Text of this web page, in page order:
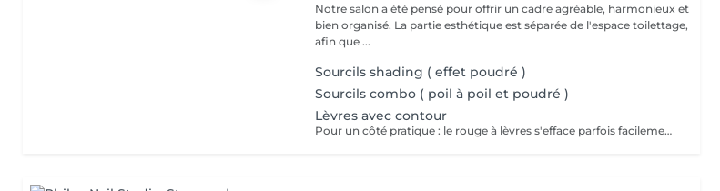
Notre salon a été pensé pour offrir un cadre agréable, harmonieux et
bien organisé. La partie esthétique est séparée de l'espace toilettage,
afin que ...
Sourcils shading ( effet poudré )
Sourcils combo ( poil à poil et poudré )
Lèvres avec contour
Pour un côté pratique : le rouge à lèvres s'efface parfois facilement ou laisse des traces. Pour un côté esthétique (lèvres trop fines, asymétriques etc...) : Le maquillage permanent vous permettra de remodeler vos lèvres. Le maquillage permanent vous permet de dessiner le contour des lèvres ou de faire un remplissage. Ce dernier n'a pas pour but de vous donner l'effet d'un rouge à lèvres mais plutôt de leur redonner une coloration naturelle et du volume.